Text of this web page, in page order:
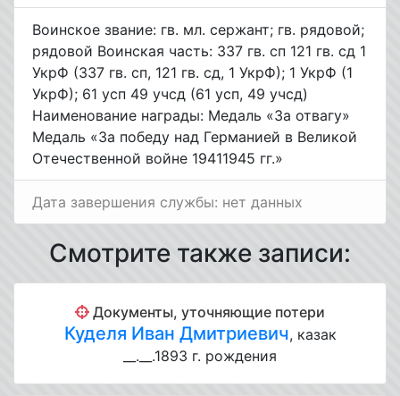
Воинское звание: гв. мл. сержант; гв. рядовой;
рядовой Воинская часть: 337 гв. сп 121 гв. сд 1
УкрФ (337 гв. сп, 121 гв. сд, 1 УкрФ); 1 УкрФ (1
УкрФ); 61 усп 49 учсд (61 усп, 49 учсд)
Наименование награды: Медаль «За отвагу»
Медаль «За победу над Германией в Великой
Отечественной войне 19411945 гг.»
Дата завершения службы: нет данных
Смотрите также записи:
Документы, уточняющие потери
Куделя Иван Дмитриевич, казак
__.__.1893 г. рождения